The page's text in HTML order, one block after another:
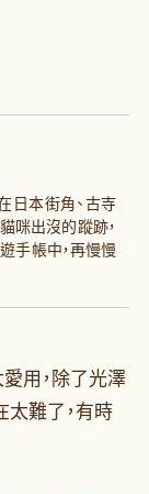
日本街角、古寺
咪出沒的蹤跡，
手帳中，再慢慢
用，除了光澤
難了，有時